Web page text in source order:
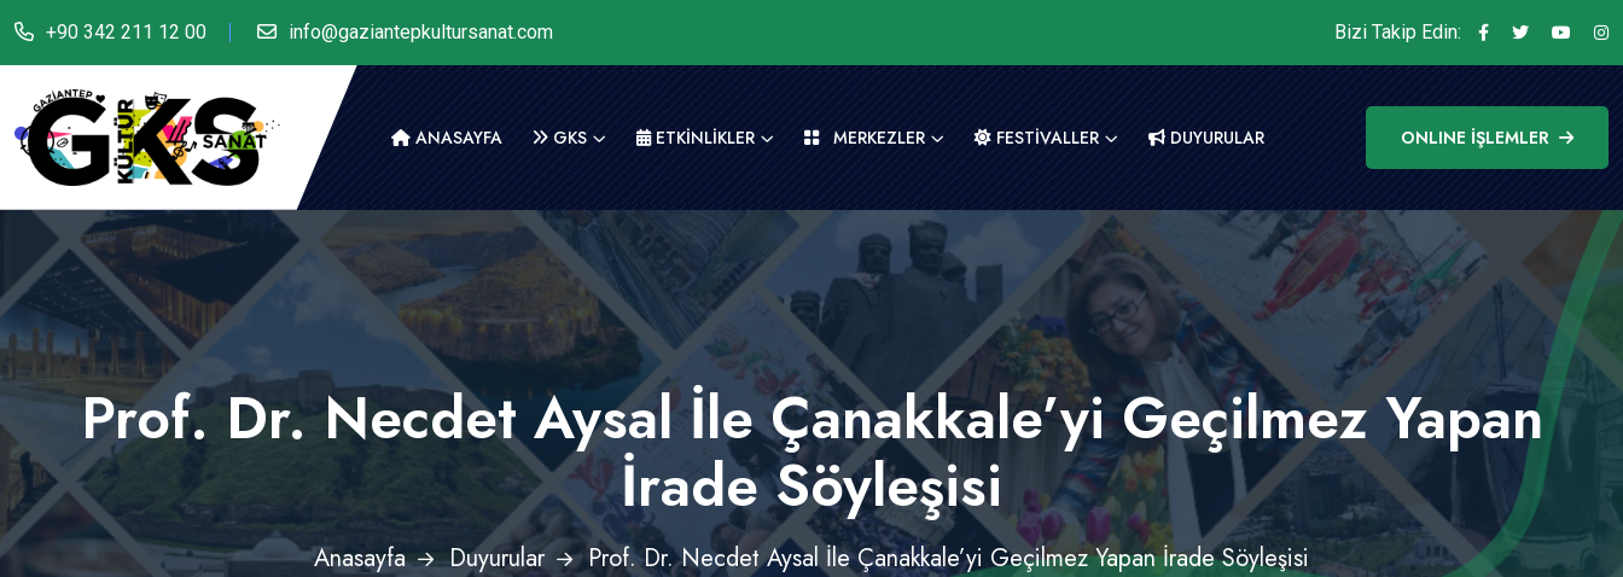
+90 342 211 12 00 info@gaziantepkultursanat.com Bizi Takip Edin:
ANASAYFA GKS ETKİNLİKLER MERKEZLER FESTİVALLER DUYURULAR ONLINE İŞLEMLER
Prof. Dr. Necdet Aysal İle Çanakkale’yi Geçilmez Yapan
İrade Söyleşisi
Anasayfa Duyurular Prof. Dr. Necdet Aysal İle Çanakkale’yi Geçilmez Yapan İrade Söyleşisi